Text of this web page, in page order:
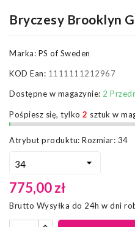
Bryczesy Brooklyn
Marka: PS of Sweden
KOD Ean: 1111111212967
Dostępne w magazynie: 2
Pośpiesz się, tylko 2 sztuk w
Atrybut produktu: Rozmiar: 34
775,00 zł
Brutto Wysyłka do 24h w dni